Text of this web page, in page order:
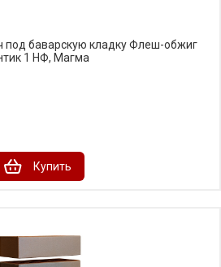
под баварскую кладку Флеш-обжиг
1 НФ, Магма
Купить